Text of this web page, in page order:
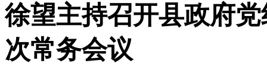
徐望主持召开县政府
次常务会议